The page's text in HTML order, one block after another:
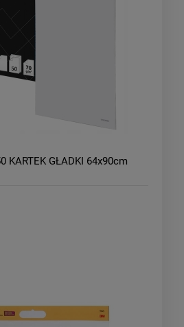
KARTEK GŁADKI 64x90cm